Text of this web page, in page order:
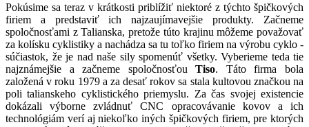
Pokúsime sa teraz v krátkosti priblížiť niektoré z týchto špičkových
firiem a predstaviť ich najzaujímavejšie produkty. Začneme
spoločnosťami z Talianska, pretože túto krajinu môžeme považovať
za kolísku cyklistiky a nachádza sa tu toľko firiem na výrobu cyklo -
súčiastok, že je nad naše sily spomenúť všetky. Vyberieme teda tie
najznámejšie a začneme spoločnosťouTiso. Táto firma bola
založená v roku 1979 a za desať rokov sa stala kultovou značkou na
poli talianskeho cyklistického priemyslu. Za čas svojej existencie
dokázali výborne zvládnuť CNC opracovávanie kovov a ich
technológiám verí aj niekoľko iných špičkových firiem, pre ktorých